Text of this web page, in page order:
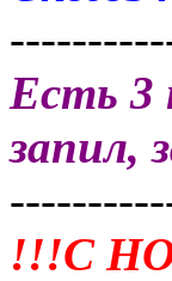
Есть 3
запил,
!!!С